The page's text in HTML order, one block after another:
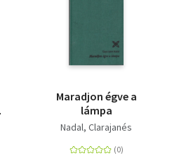
Maradjon égve a
lámpa
Nadal, Clarajanés